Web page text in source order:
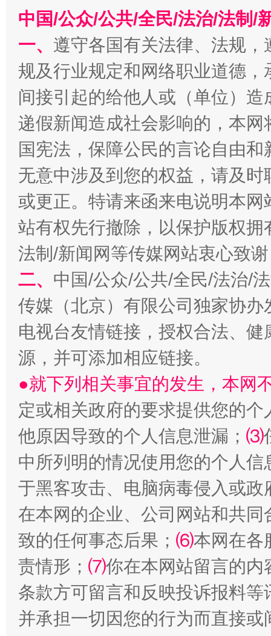
千年窑火 生生不息
揭开“小金库”的免责幌子
受贿1.44亿！段成刚被判无期
中国/公众/公共/全民/法治/法制/
一、 遵守各国有关法律、法规
规及行业规定和网络职业道德
间接引起的给他人或（单位）
递假新闻造成社会影响的，本
国宪法，保障公民的言论自由
无意中涉及到您的权益，请及
或更正。特请来函来电说明本
站有权先行撤除，以保护版权
法制/新闻网等传媒网站衷心致
二、 中国/公众/公共/全民/法治/
传媒（北京）有限公司独家协
电视台友情链接，授权合法、
源，并可添加相应链接。
●就下列相关事宜的发生，本网
定或相关政府的要求提供您的个
他原因导致的个人信息泄漏； ⑶
中所列明的情况使用您的个人
于黑客攻击、电脑病毒侵入或
在本网的企业、公司网站和共
致的任何事态后果； ⑹本网在各
责情形； ⑺你在本网站留言的内
条款方可留言和反映投诉报料
并承担一切因您的行为而直接